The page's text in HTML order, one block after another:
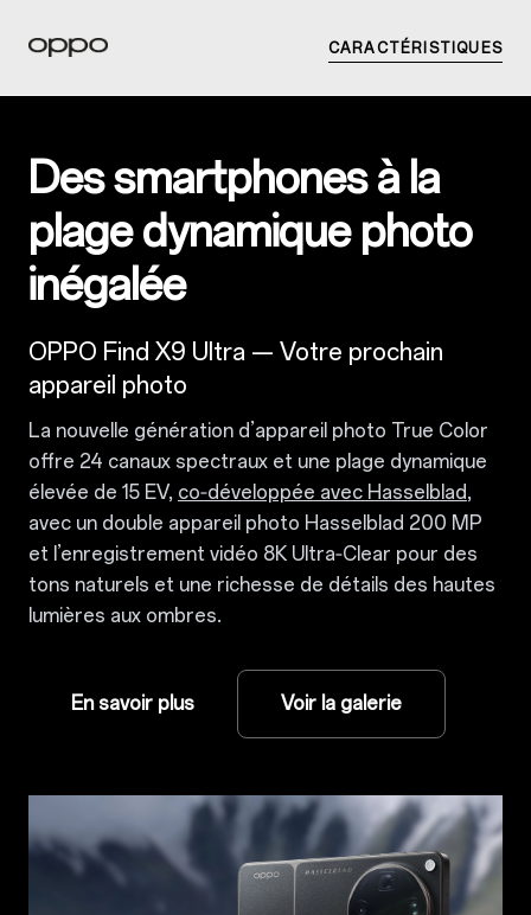
CARACTÉRISTIQUES
Des smartphones à la
plage dynamique photo
inégalée
OPPO Find X9 Ultra — Votre prochain
appareil photo
La nouvelle génération d’appareil photo True Color
offre 24 canaux spectraux et une plage dynamique
élevée de 15 EV, co‑développée avec Hasselblad,
avec un double appareil photo Hasselblad 200 MP
et l’enregistrement vidéo 8K Ultra‑Clear pour des
tons naturels et une richesse de détails des hautes
lumières aux ombres.
En savoir plus Voir la galerie